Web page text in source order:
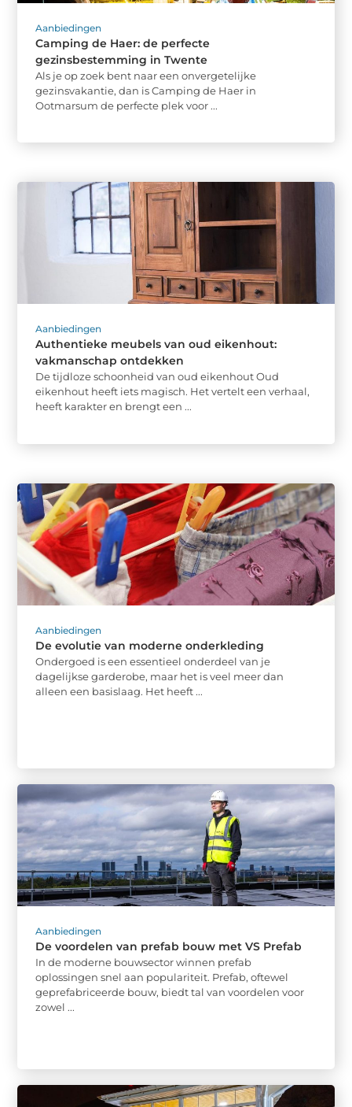
Aanbiedingen
Camping de Haer: de perfecte
gezinsbestemming in Twente
Als je op zoek bent naar een onvergetelijke
gezinsvakantie, dan is Camping de Haer in
Ootmarsum de perfecte plek voor ...
Aanbiedingen
Authentieke meubels van oud eikenhout:
vakmanschap ontdekken
De tijdloze schoonheid van oud eikenhout Oud
eikenhout heeft iets magisch. Het vertelt een verhaal,
heeft karakter en brengt een ...
Aanbiedingen
De evolutie van moderne onderkleding
Ondergoed is een essentieel onderdeel van je
dagelijkse garderobe, maar het is veel meer dan
alleen een basislaag. Het heeft ...
Aanbiedingen
De voordelen van prefab bouw met VS Prefab
In de moderne bouwsector winnen prefab
oplossingen snel aan populariteit. Prefab, oftewel
geprefabriceerde bouw, biedt tal van voordelen voor
zowel ...